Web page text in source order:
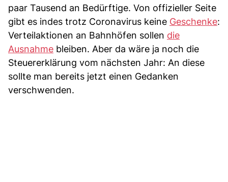
paar Tausend an Bedürftige. Von offizieller Seite
gibt es indes trotz Coronavirus keine Geschenke:
Verteilaktionen an Bahnhöfen sollen die
Ausnahme bleiben. Aber da wäre ja noch die
Steuererklärung vom nächsten Jahr: An diese
sollte man bereits jetzt einen Gedanken
verschwenden.